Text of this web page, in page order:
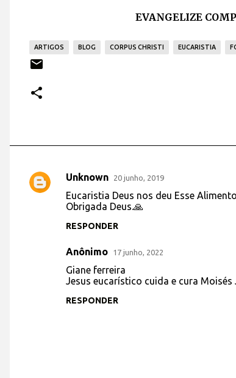
EVANGELIZE
ARTIGOS BLOG CORPUS CHRISTI EUCARISTIA
C
Unknown 20 junho, 2019
Eucaristia Deus nos deu Esse
Obrigada Deus.🙏
RESPONDER
Anônimo 17 junho, 2022
Giane ferreira
Jesus eucarístico cuida e cura
RESPONDER